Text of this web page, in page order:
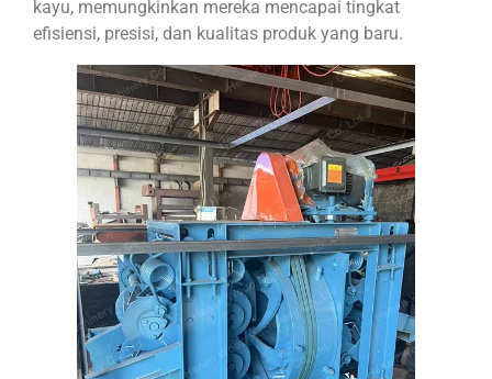
kayu, memungkinkan mereka mencapai tingkat
efisiensi, presisi, dan kualitas produk yang baru.